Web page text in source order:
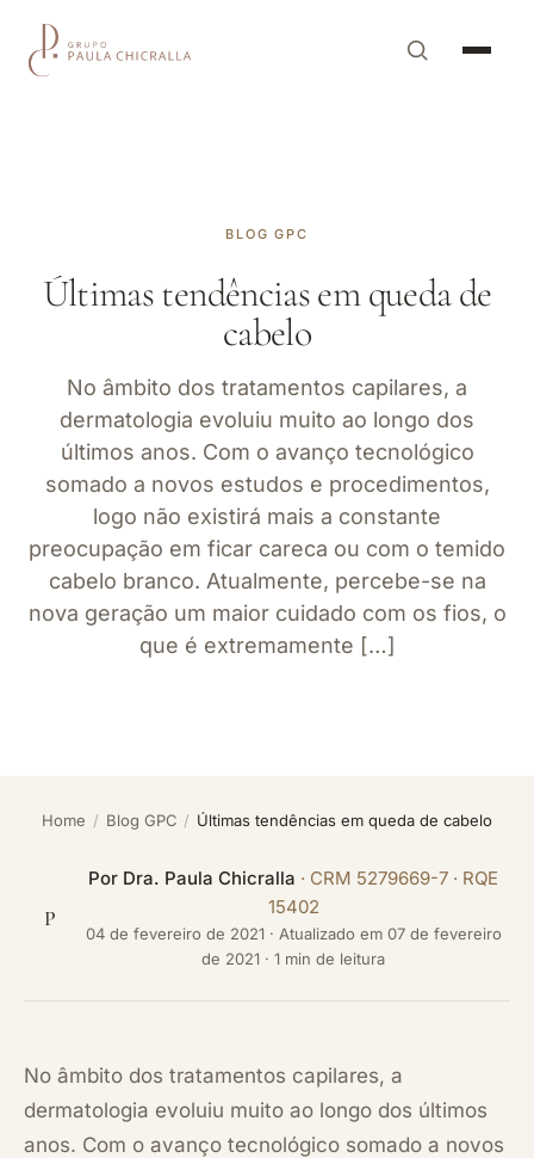
BLOG GPC
Últimas tendências em queda de
cabelo
No âmbito dos tratamentos capilares, a
dermatologia evoluiu muito ao longo dos
últimos anos. Com o avanço tecnológico
somado a novos estudos e procedimentos,
logo não existirá mais a constante
preocupação em ficar careca ou com o temido
cabelo branco. Atualmente, percebe-se na
nova geração um maior cuidado com os fios, o
que é extremamente […]
Home / Blog GPC / Últimas tendências em queda de cabelo
P
Por Dra. Paula Chicralla · CRM 5279669-7 · RQE
15402
04 de fevereiro de 2021 · Atualizado em 07 de fevereiro
de 2021 · 1 min de leitura
No âmbito dos tratamentos capilares, a
dermatologia evoluiu muito ao longo dos últimos
anos. Com o avanço tecnológico somado a novos